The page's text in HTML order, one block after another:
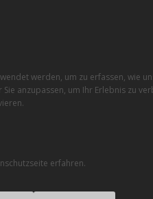
werden, um zu erfassen, wie
anzupassen, um Ihr Erlebnis zu
erfahren.